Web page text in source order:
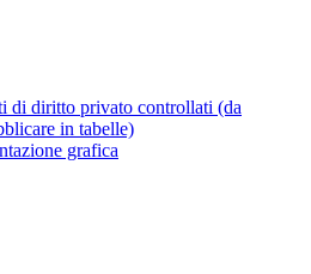
di diritto privato controllati (da
in tabelle)
grafica